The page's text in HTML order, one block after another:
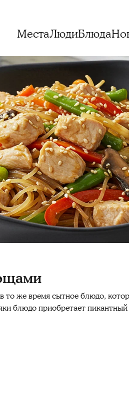
МестаЛюдиБлюда
же время сытное блюдо,
блюдо приобретает